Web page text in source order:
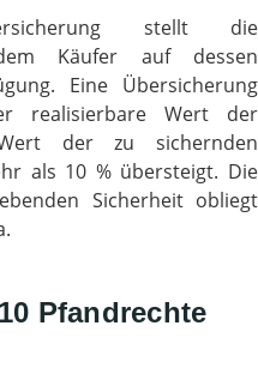
stellt die
Käufer auf dessen
Eine Übersicherung
realisierbare Wert der
der zu sichernden
als 10 % übersteigt. Die
Sicherheit obliegt
Pfandrechte